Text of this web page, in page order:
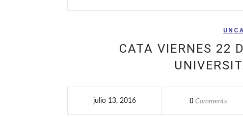
CATA VIERNES 22
julio 13, 2016 0 Comments